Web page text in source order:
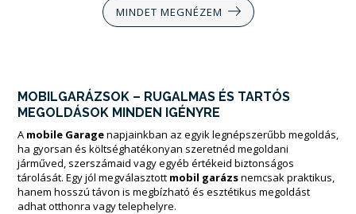
MINDET MEGNÉZEM
MOBILGARÁZSOK – RUGALMAS ÉS TARTÓS
MEGOLDÁSOK MINDEN IGÉNYRE
A mobile Garagenapjainkban az egyik legnépszerűbb megoldás,
ha gyorsan és költséghatékonyan szeretnéd megoldani
járműved, szerszámaid vagy egyéb értékeid biztonságos
tárolását. Egy jól megválasztott mobil garázsnemcsak praktikus,
hanem hosszú távon is megbízható és esztétikus megoldást
adhat otthonra vagy telephelyre.